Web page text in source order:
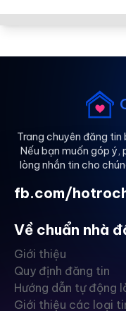
Trang chuyên đăng tin
Nếu bạn muốn góp ý,
lòng nhắn tin cho
fb.com/
Về chuẩn nhà
Giới thiệu
Quy định đăng tin
Hướng dẫn tự động
Giới thiệu các loại